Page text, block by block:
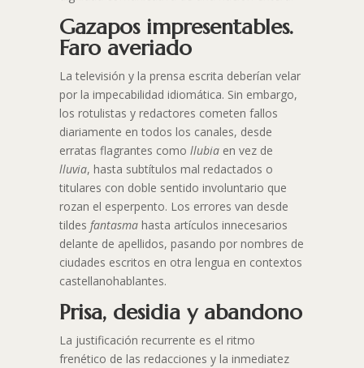
Gazapos impresentables.
Faro averiado
La televisión y la prensa escrita deberían velar
por la impecabilidad idiomática. Sin embargo,
los rotulistas y redactores cometen fallos
diariamente en todos los canales, desde
erratas flagrantes como llubiaen vez de
lluvia, hasta subtítulos mal redactados o
titulares con doble sentido involuntario que
rozan el esperpento. Los errores van desde
tildes fantasmahasta artículos innecesarios
delante de apellidos, pasando por nombres de
ciudades escritos en otra lengua en contextos
castellanohablantes.​
Prisa, desidia y abandono
La justificación recurrente es el ritmo
frenético de las redacciones y la inmediatez